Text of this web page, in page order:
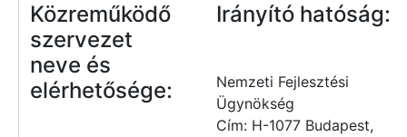
Közreműködő
szervezet
neve és
elérhetősége:
Irányító hatóság:
Nemzeti Fejlesztési
Ügynökség
Cím: H-1077 Budapest,